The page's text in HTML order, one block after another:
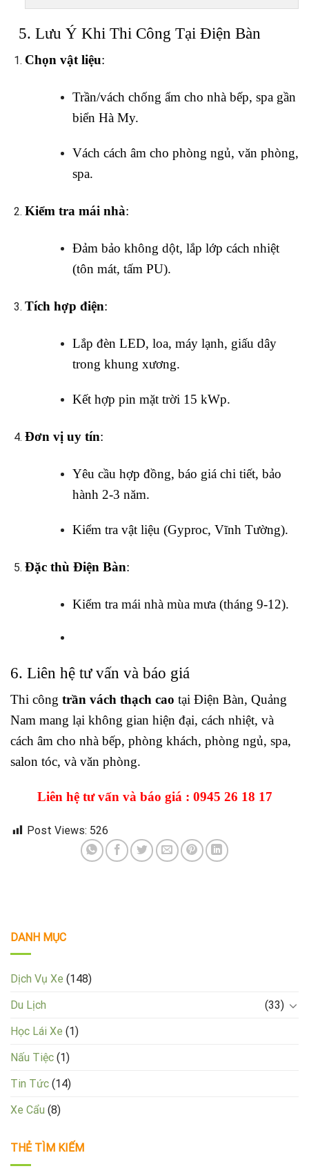
5. Lưu Ý Khi Thi Công Tại Điện Bàn
Chọn vật liệu:
Trần/vách chống ẩm cho nhà bếp, spa gần
biển Hà My.
Vách cách âm cho phòng ngủ, văn phòng,
spa.
Kiểm tra mái nhà:
Đảm bảo không dột, lắp lớp cách nhiệt
(tôn mát, tấm PU).
Tích hợp điện:
Lắp đèn LED, loa, máy lạnh, giấu dây
trong khung xương.
Kết hợp pin mặt trời 15 kWp.
Đơn vị uy tín:
Yêu cầu hợp đồng, báo giá chi tiết, bảo
hành 2-3 năm.
Kiểm tra vật liệu (Gyproc, Vĩnh Tường).
Đặc thù Điện Bàn:
Kiểm tra mái nhà mùa mưa (tháng 9-12).
6. Liên hệ tư vấn và báo giá
Thi công trần vách thạch cao tại Điện Bàn, Quảng
Nam mang lại không gian hiện đại, cách nhiệt, và
cách âm cho nhà bếp, phòng khách, phòng ngủ, spa,
salon tóc, và văn phòng.
Liên hệ tư vấn và báo giá : 0945 26 18 17
Post Views: 526
DANH MỤC
Dịch Vụ Xe (148)
Du Lịch
(33)
Học Lái Xe (1)
Nấu Tiệc (1)
Tin Tức (14)
Xe Cẩu (8)
THẺ TÌM KIẾM